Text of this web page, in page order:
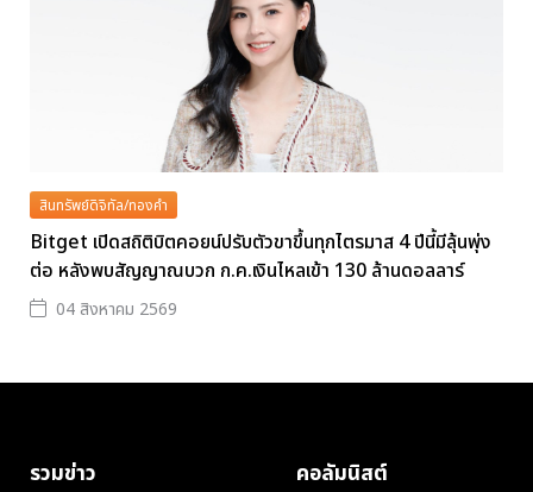
สินทรัพย์ดิจิทัล/ทองคำ
Bitget เปิดสถิติบิตคอยน์ปรับตัวขาขึ้นทุกไตรมาส 4 ปีนี้มีลุ้นพุ่ง
ต่อ หลังพบสัญญาณบวก ก.ค.เงินไหลเข้า 130 ล้านดอลลาร์
04 สิงหาคม 2569
รวมข่าว คอลัมนิสต์